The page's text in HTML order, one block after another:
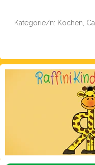
Kategorie/n: Kochen,